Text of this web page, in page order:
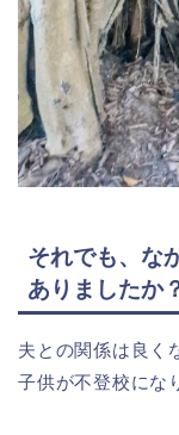
それでも、な
ありましたか
夫との関係は良く
子供が不登校にな